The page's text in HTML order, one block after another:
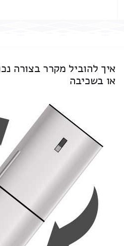
איך להוביל מקרר בצורה
או בשכיבה